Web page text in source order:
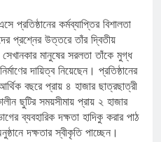
প্রতিষ্ঠানের কর্মব্যাপ্তির বিশালতা
প্রশ্নের উত্তরে তাঁর দ্বিতীয়
সেখানকার মানুষের সরলতা তাঁকে মুগ্ধ
দায়িত্ব নিয়েছেন। প্রতিষ্ঠানের
বছরে প্রায় ৪ হাজার ছাত্রছাত্রী
ছুটির সময়সীমায় প্রায় ২ হাজার
ব্যবহারিক দক্ষতা হাদিকু করার পাঠ
দক্ষতার স্বীকৃতি পাচ্ছেন।